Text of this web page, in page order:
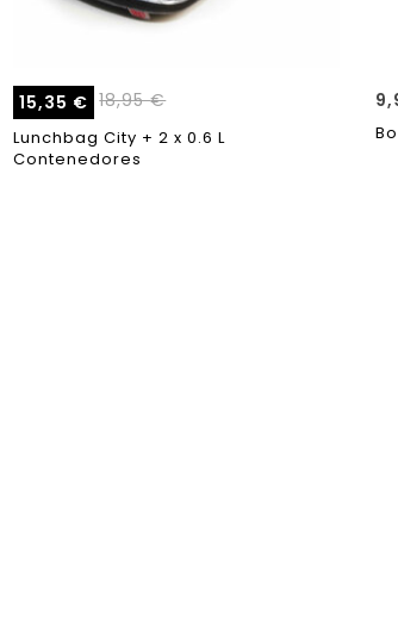
18,95€
15,35 €
Lunchbag City + 2 x 0.6 L
Contenedores